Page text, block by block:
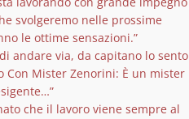
svolgeremo nelle prossime
le ottime sensazioni.”
andare via, da capitano lo sento
Con Mister Zenorini: È un mister
che il lavoro viene sempre al